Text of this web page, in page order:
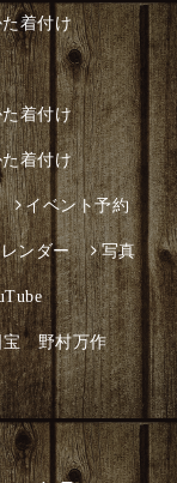
付け
着付け
付け
イベント予約
ンダー 写真
宝 野村万作